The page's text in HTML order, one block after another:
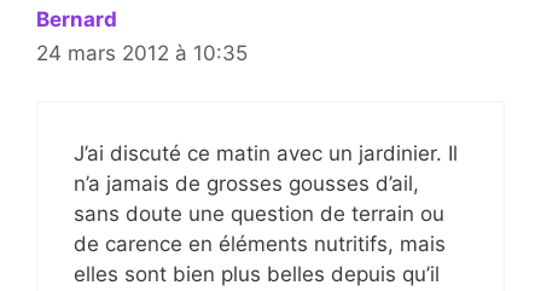
Bernard
24 mars 2012 à 10:35
J’ai discuté ce matin avec un jardinier. Il
n’a jamais de grosses gousses d’ail,
sans doute une question de terrain ou
de carence en éléments nutritifs, mais
elles sont bien plus belles depuis qu’il